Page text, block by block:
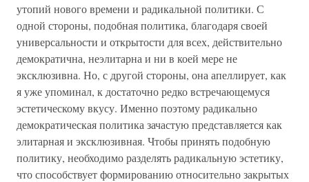
утопий нового времени и радикальной политики. С
одной стороны, подобная политика, благодаря своей
универсальности и открытости для всех, действительно
демократична, неэлитарна и ни в коей мере не
эксклюзивна. Но, с другой стороны, она апеллирует, как
я уже упоминал, к достаточно редко встречающемуся
эстетическому вкусу. Именно поэтому радикально
демократическая политика зачастую представляется как
элитарная и эксклюзивная. Чтобы принять подобную
политику, необходимо разделять радикальную эстетику,
что способствует формированию относительно закрытых